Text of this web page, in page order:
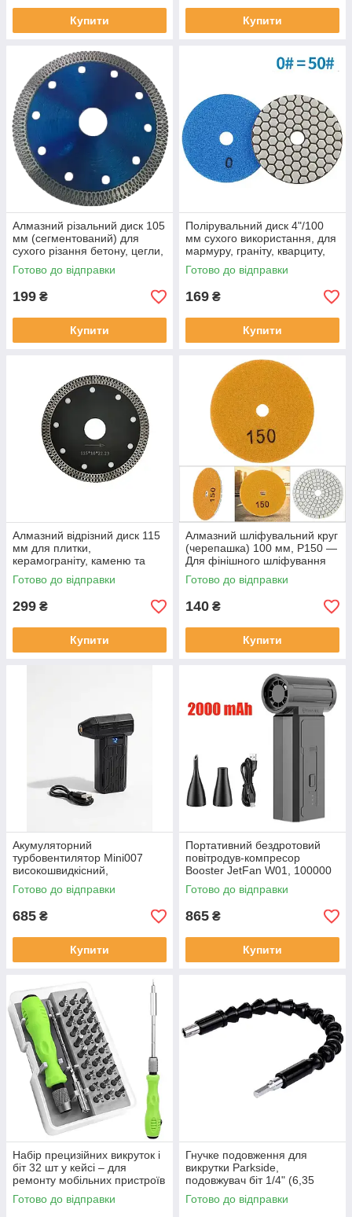
Купити Купити
Алмазний різальний диск 105
мм (сегментований) для
сухого різання бетону, цегли,
каменю
Готово до відправки
199 ₴
Купити
Полірувальний диск 4"/100
мм сухого використання, для
мармуру, граніту, кварциту,
плитки та скла
Готово до відправки
169 ₴
Купити
Алмазний відрізний диск 115
мм для плитки,
керамограніту, каменю та
цегли
Готово до відправки
299 ₴
Купити
Алмазний шліфувальний круг
(черепашка) 100 мм, P150 —
Для фінішного шліфування
граніту, мармуру, плитки, на
липучці
Готово до відправки
140 ₴
Купити
Акумуляторний
турбовентилятор Mini007
високошвидкісний,
повітродувка для очищення
техніки, USB Type-C, 2000
Готово до відправки
685 ₴
Купити
Портативний бездротовий
повітродув-компресор
Booster JetFan W01, 100000
об/хв - для очищення ПК,
клавіатур, авто, сушіння
Готово до відправки
865 ₴
Купити
Набір прецизійних викруток і
біт 32 шт у кейсі – для
ремонту мобільних пристроїв
та електроніки
Готово до відправки
Гнучке подовження для
викрутки Parkside,
подовжувач біт 1/4" (6,35
мм), 28.5 см, гнучкий вал для
важкодоступних місць
Готово до відправки